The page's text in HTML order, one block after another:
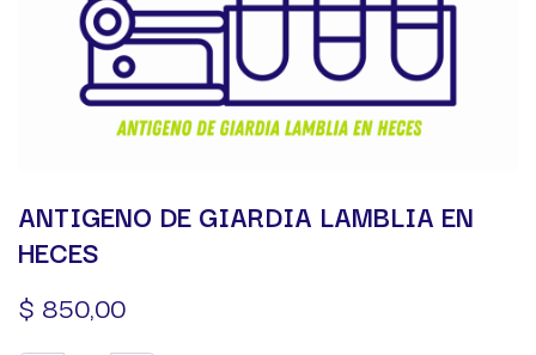
ANTIGENO DE GIARDIA LAMBLIA EN
HECES
$ 850,00